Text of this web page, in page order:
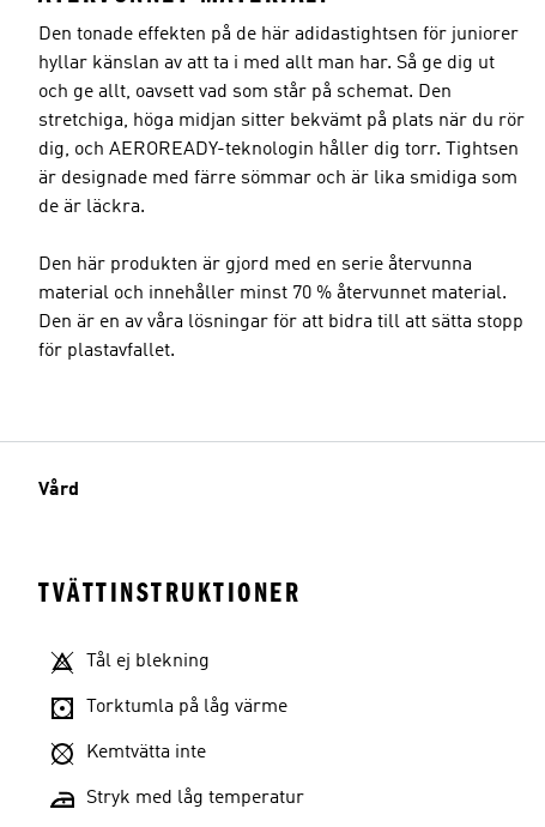
Den tonade effekten på de här adidastightsen för juniorer
hyllar känslan av att ta i med allt man har. Så ge dig ut
och ge allt, oavsett vad som står på schemat. Den
stretchiga, höga midjan sitter bekvämt på plats när du rör
dig, och AEROREADY-teknologin håller dig torr. Tightsen
är designade med färre sömmar och är lika smidiga som
de är läckra.
Den här produkten är gjord med en serie återvunna
material och innehåller minst 70 % återvunnet material.
Den är en av våra lösningar för att bidra till att sätta stopp
för plastavfallet.
Vård
TVÄTTINSTRUKTIONER
Tål ej blekning
Torktumla på låg värme
Kemtvätta inte
Stryk med låg temperatur